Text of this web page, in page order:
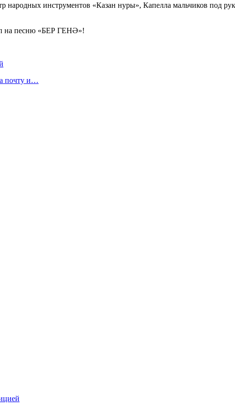
народных инструментов «Казан нуры», Капелла мальчиков под
на песню «БЕР ГЕНӘ»!
почту и…